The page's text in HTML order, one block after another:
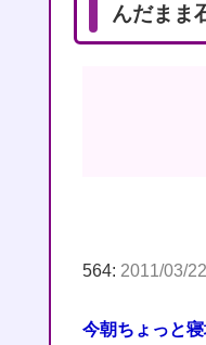
んだまま
564: 2011/03/
今朝ちょっと寝